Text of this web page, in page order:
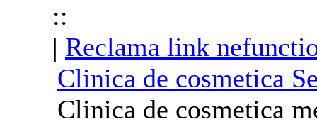
::
| Reclama link
Clinica de cosmetica
Clinica de cosmetica